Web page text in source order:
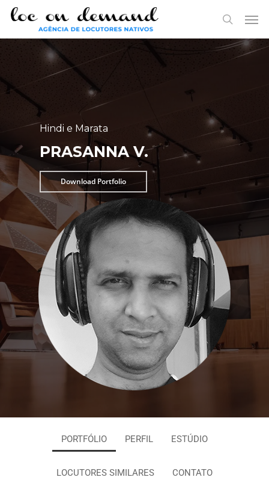
Skip
main
search
Hindi e Marata
PRASANNA V.
Download Portfolio
PORTFÓLIO PERFIL ESTÚDIO
LOCUTORES SIMILARES CONTATO